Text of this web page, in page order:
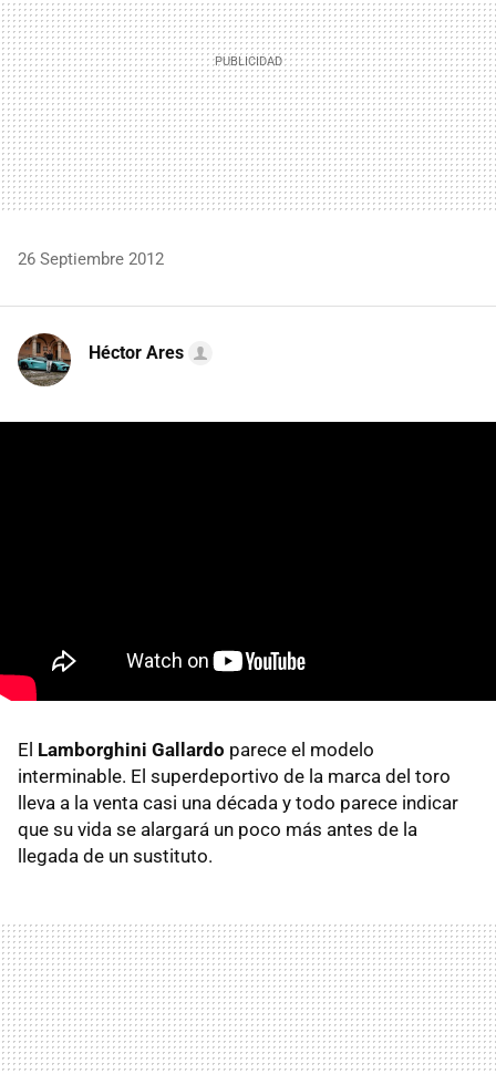
26 Septiembre 2012
Héctor Ares
El Lamborghini Gallardo parece el modelo
interminable. El superdeportivo de la marca del toro
lleva a la venta casi una década y todo parece indicar
que su vida se alargará un poco más antes de la
llegada de un sustituto.